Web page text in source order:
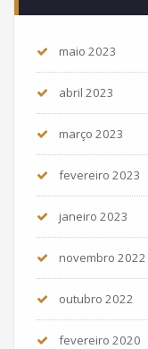
maio 2023
abril 2023
março 2023
fevereiro 2023
janeiro 2023
novembro 2022
outubro 2022
fevereiro 2020